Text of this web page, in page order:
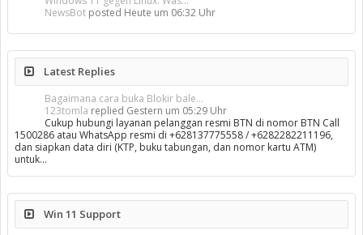
NewsBot posted Heute um 06:32 Uhr
Latest Replies
Bagaimana cara buka Blokir bale...
123tomla replied Gestern um 05:29 Uhr
Cukup hubungi layanan pelanggan resmi BTN di nomor BTN Call
1500286 atau WhatsApp resmi di +628137775558 / +6282282211196,
dan siapkan data diri (KTP, buku tabungan, dan nomor kartu ATM)
untuk…
Win 11 Support